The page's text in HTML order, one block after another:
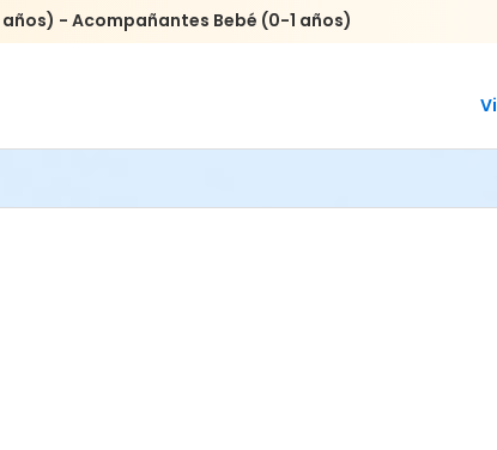
- Acompañantes Bebé (0-1 años)